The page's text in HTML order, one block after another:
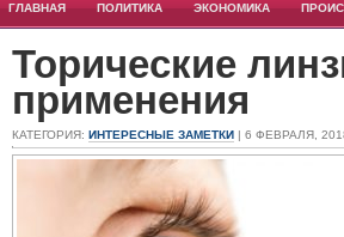
ГЛАВНАЯ ПОЛИТИКА ЭКОНОМИКА
Торические
применения
КАТЕГОРИЯ: ИНТЕРЕСНЫЕ ЗАМЕТКИ | 6 ФЕВРАЛЯ,